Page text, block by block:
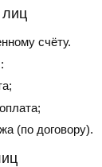
счёту.
(по договору).